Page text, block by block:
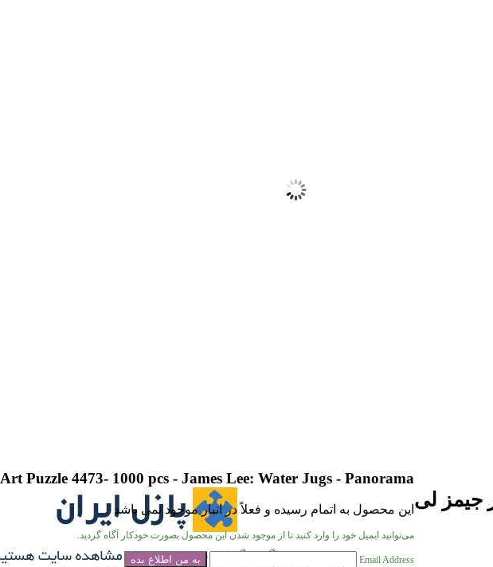
Art Puzzle 4473- 1000 pcs - James Lee: Water Jugs - Panorama
این محصول به اتمام رسیده و فعلاً در انبار موجود نمی باشد
می‌توانید ایمیل خود را وارد کنید تا از موجود شدن این محصول بصورت خودکار آگاه گردید.
Email Address